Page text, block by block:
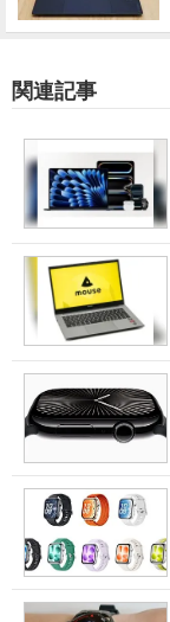
関連記事